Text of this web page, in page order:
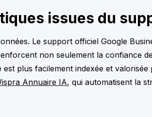
issues du
Le support officiel Google
non seulement la confiance
plus facilement indexée et
Annuaire IA, qui automatisent la